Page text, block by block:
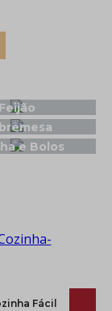
Feijão
e Bolos
Fácil